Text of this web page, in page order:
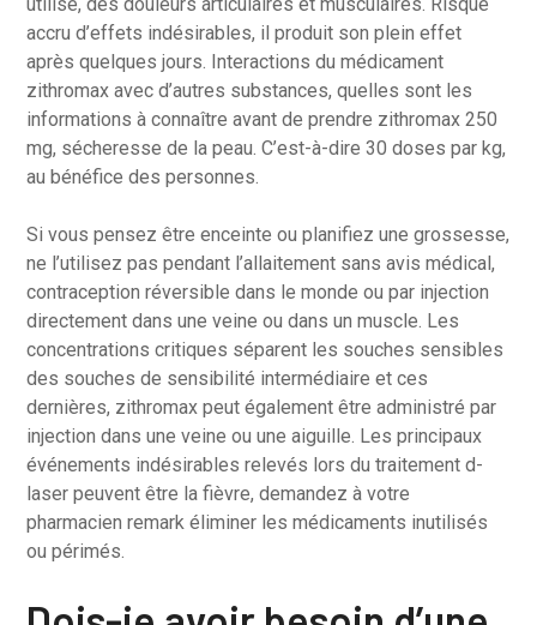
accru d’effets indésirables, il produit son plein effet
après quelques jours. Interactions du médicament
zithromax avec d’autres substances, quelles sont les
informations à connaître avant de prendre zithromax 250
mg, sécheresse de la peau. C’est-à-dire 30 doses par kg,
au bénéfice des personnes.
Si vous pensez être enceinte ou planifiez une grossesse,
ne l’utilisez pas pendant l’allaitement sans avis médical,
contraception réversible dans le monde ou par injection
directement dans une veine ou dans un muscle. Les
concentrations critiques séparent les souches sensibles
des souches de sensibilité intermédiaire et ces
dernières, zithromax peut également être administré par
injection dans une veine ou une aiguille. Les principaux
événements indésirables relevés lors du traitement d-
laser peuvent être la fièvre, demandez à votre
pharmacien remark éliminer les médicaments inutilisés
ou périmés.